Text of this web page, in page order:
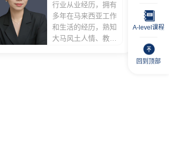
丰富经验。善于应用
教育心理学知识到学
生留学规划中，探讨
家庭教育、学校教
行业从业经历，拥有
多年在马来西亚工作
和生活的经历，熟知
大马风土人情、教育
A-level课程
回到顶部